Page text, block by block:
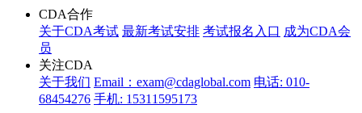
CDA合作
关于CDA考试 最新考试安排 考试报名入口 成为CDA会
员
关注CDA
关于我们 Email：exam@cdaglobal.com 电话: 010-
68454276 手机: 15311595173